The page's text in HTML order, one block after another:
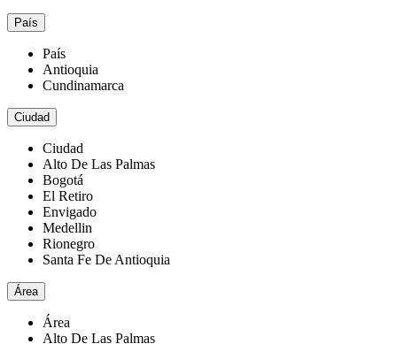
País
País
Antioquia
Cundinamarca
Ciudad
Ciudad
Alto De Las Palmas
Bogotá
El Retiro
Envigado
Medellin
Rionegro
Santa Fe De Antioquia
Área
Área
Alto De Las Palmas